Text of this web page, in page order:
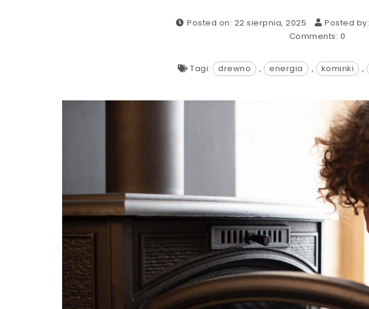
Posted on: 22 sierpnia, 2025 Posted by:
Comments: 0
Tagi: drewno , energia , kominki ,